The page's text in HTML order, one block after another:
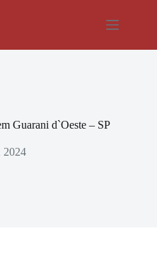
Guarani d`Oeste – SP
2024